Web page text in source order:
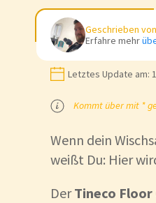
Geschrieben von
Erfahre mehr
Letztes Update am:
Kommt über mit *
Wenn dein
weißt Du: Hier
DerTineco Floor